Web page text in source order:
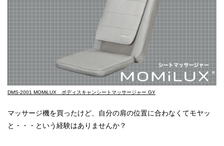
DMS-2001 MOMiLUX ボディスキャンシートマッサージャー GY
マッサージ機を買ったけど、自分の肩の位置に合わなくてモヤッ
と・・・という経験はありませんか？